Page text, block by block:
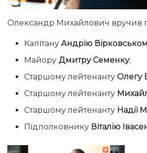
Олександр Михайлович вручив
КапітануАндрію
МайоруДмитру Семенку;
Старшому лейтенантуОлегу
Старшому лейтенанту
Старшому лейтенанту Надії
Підполковнику Віталію